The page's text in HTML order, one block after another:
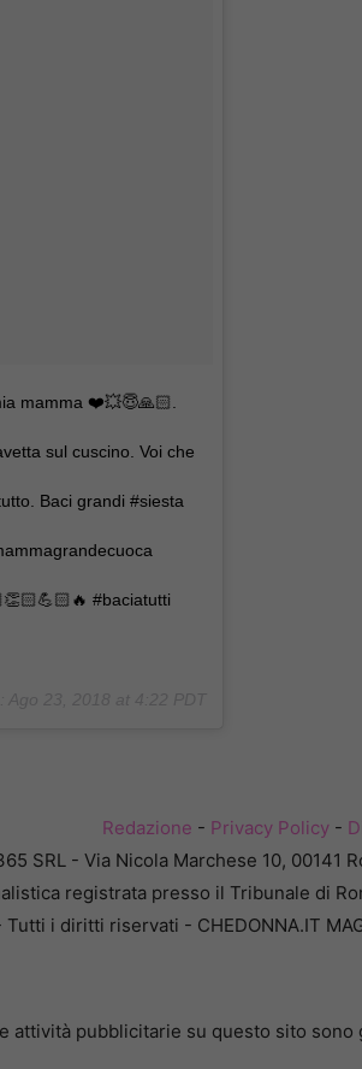
mamma ❤️💥😇🙏🏻.
sul cuscino. Voi che
Baci grandi #siesta
#baciatutti
Redazione - Privacy Policy-
SRL - Via Nicola Marchese 10, 00141
registrata presso il Tribunale di
i diritti riservati - CHEDONNA.IT
attività pubblicitarie su questo sito sono